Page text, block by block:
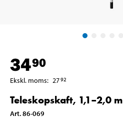
3490
Ekskl. moms: 2792
Teleskopskaft, 1,1–2,0 m
Art.86-069